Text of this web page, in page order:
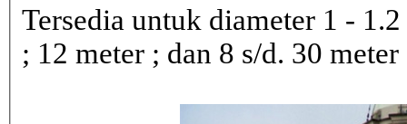
Tersedia untuk diameter 1 -
; 12 meter ; dan 8 s/d. 30 meter